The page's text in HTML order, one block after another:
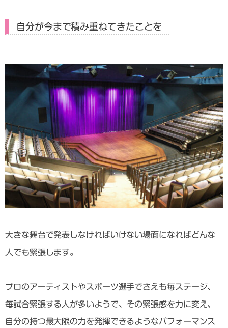
自分が今まで積み重ねてきたことを
大きな舞台で発表しなければいけない場面になればどんな
人でも緊張します。
プロのアーティストやスポーツ選手でさえも毎ステージ、
毎試合緊張する人が多いようで、その緊張感を力に変え、
自分の持つ最大限の力を発揮できるようなパフォーマンス